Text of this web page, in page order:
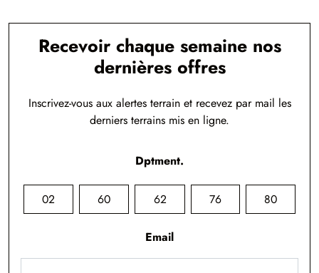
Recevoir chaque semaine nos
dernières offres
Inscrivez-vous aux alertes terrain et recevez par mail les
derniers terrains mis en ligne.
Dptment.
02 60 62 76 80
Email